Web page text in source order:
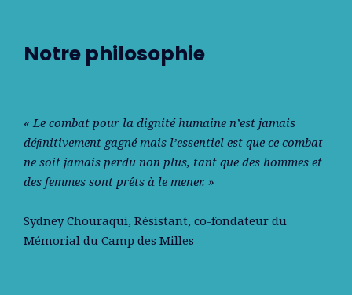
Notre philosophie
« Le combat pour la dignité humaine n’est jamais
déﬁnitivement gagné mais l’essentiel est que ce combat
ne soit jamais perdu non plus, tant que des hommes et
des femmes sont prêts à le mener. »
Sydney Chouraqui, Résistant, co-fondateur du
Mémorial du Camp des Milles